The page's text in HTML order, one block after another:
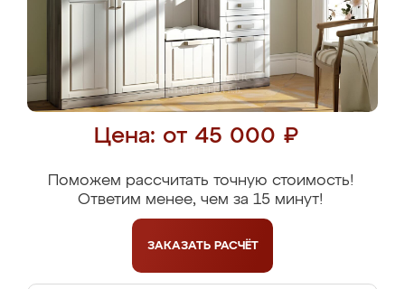
Цена: от 45 000 ₽
Поможем рассчитать точную стоимость!
Ответим менее, чем за 15 минут!
ЗАКАЗАТЬ РАСЧЁТ